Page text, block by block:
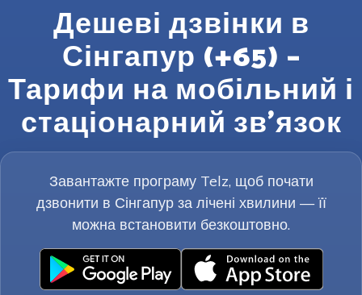
Дешеві дзвінки в
Сінгапур (+65) –
Тарифи на мобільний і
стаціонарний зв’язок
Завантажте програму Telz, щоб почати
дзвонити в Сінгапур за лічені хвилини — її
можна встановити безкоштовно.